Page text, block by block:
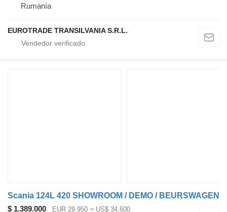
Rumanía
EUROTRADE TRANSILVANIA S.R.L.
Scania 124L 420 SHOWROOM / DEMO / BEURSWAGEN
$ 1.389.000
EUR 29.950 ≈ US$ 34.600